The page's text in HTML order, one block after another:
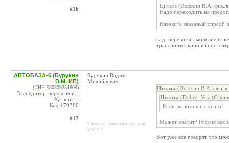
#16
Цитата (Илюхин В.А.
Надо переходить на
Назовите законный спрсоб
ж.д. перевозки. морские и
транспорте. кино в
АВТОБАЗА-6 (Бурукин
В.М. ИП)
(ИНН:580309254809)
Экспедитор-перевозчик ,
Кузнецк г.
Код:170380
#17
Бурукин Вадим
Михайлович
* контакт был изменен или
удален
Цитата (Илюхин В.А.
Цитата (Dobro_Voz
Рост экономики, однако!
Может хватит? Россия вся
Вот уже все говорят что